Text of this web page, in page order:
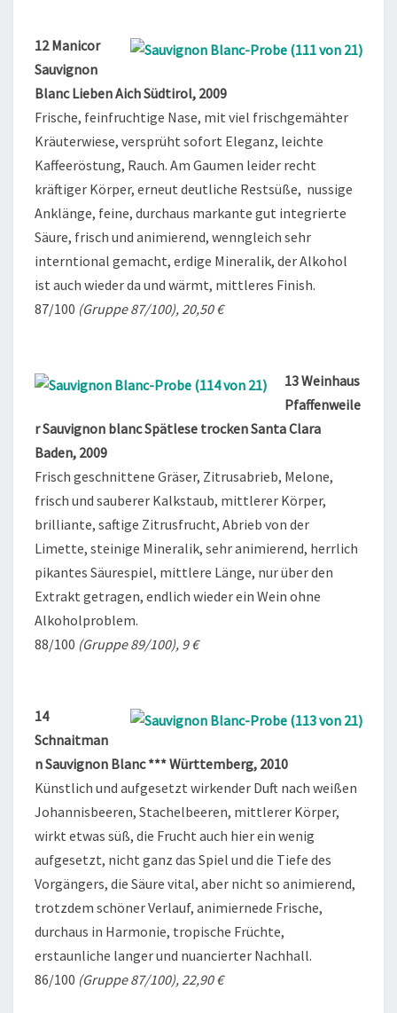
12 Manicor
Sauvignon
Blanc Lieben Aich Südtirol, 2009
Frische, feinfruchtige Nase, mit viel frischgemähter
Kräuterwiese, versprüht sofort Eleganz, leichte
Kaffeeröstung, Rauch. Am Gaumen leider recht
kräftiger Körper, erneut deutliche Restsüße, nussige
Anklänge, feine, durchaus markante gut integrierte
Säure, frisch und animierend, wenngleich sehr
interntional gemacht, erdige Mineralik, der Alkohol
ist auch wieder da und wärmt, mittleres Finish.
87/100 (Gruppe 87/100), 20,50 €
13 Weinhaus
Pfaffenweile
r Sauvignon blanc Spätlese trocken Santa Clara
Baden, 2009
Frisch geschnittene Gräser, Zitrusabrieb, Melone,
frisch und sauberer Kalkstaub, mittlerer Körper,
brilliante, saftige Zitrusfrucht, Abrieb von der
Limette, steinige Mineralik, sehr animierend, herrlich
pikantes Säurespiel, mittlere Länge, nur über den
Extrakt getragen, endlich wieder ein Wein ohne
Alkoholproblem.
88/100 (Gruppe 89/100), 9 €
14
Schnaitman
n Sauvignon Blanc *** Württemberg, 2010
Künstlich und aufgesetzt wirkender Duft nach weißen
Johannisbeeren, Stachelbeeren, mittlerer Körper,
wirkt etwas süß, die Frucht auch hier ein wenig
aufgesetzt, nicht ganz das Spiel und die Tiefe des
Vorgängers, die Säure vital, aber nicht so animierend,
trotzdem schöner Verlauf, animiernede Frische,
durchaus in Harmonie, tropische Früchte,
erstaunliche langer und nuancierter Nachhall.
86/100 (Gruppe 87/100), 22,90 €